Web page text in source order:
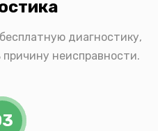
диагностику,
неисправности.